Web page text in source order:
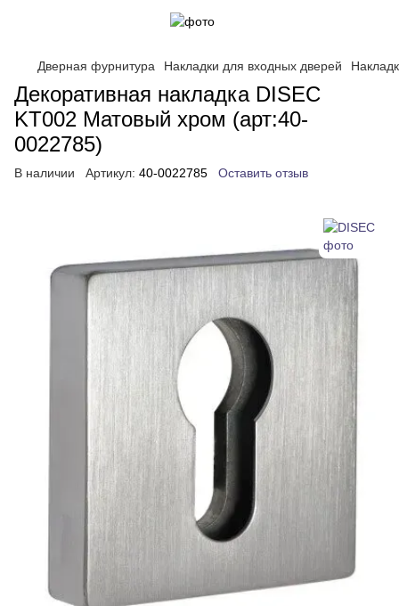
Дверная фурнитура Накладки для входных дверей
Декоративная накладка DISEC
KT002 Матовый хром (арт:40-
0022785)
В наличии Артикул: 40-0022785 Оставить отзыв